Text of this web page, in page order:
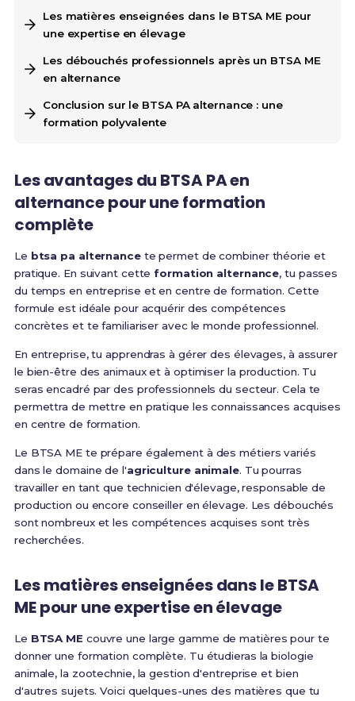
Les matières enseignées dans le BTSA ME pour
une expertise en élevage
Les débouchés professionnels après un BTSA ME
en alternance
Conclusion sur le BTSA PA alternance : une
formation polyvalente
Les avantages du BTSA PA en
alternance pour une formation
complète
Le btsa pa alternancete permet de combiner théorie et
pratique. En suivant cetteformation alternance, tu passes
du temps en entreprise et en centre de formation. Cette
formule est idéale pour acquérir des compétences
concrètes et te familiariser avec le monde professionnel.
En entreprise, tu apprendras à gérer des élevages, à assurer
le bien-être des animaux et à optimiser la production. Tu
seras encadré par des professionnels du secteur. Cela te
permettra de mettre en pratique les connaissances acquises
en centre de formation.
Le BTSA ME te prépare également à des métiers variés
dans le domaine de l'agriculture animale. Tu pourras
travailler en tant que technicien d'élevage, responsable de
production ou encore conseiller en élevage. Les débouchés
sont nombreux et les compétences acquises sont très
recherchées.
Les matières enseignées dans le BTSA
ME pour une expertise en élevage
Le BTSA ME couvre une large gamme de matières pour te
donner une formation complète. Tu étudieras la biologie
animale, la zootechnie, la gestion d'entreprise et bien
d'autres sujets. Voici quelques-unes des matières que tu